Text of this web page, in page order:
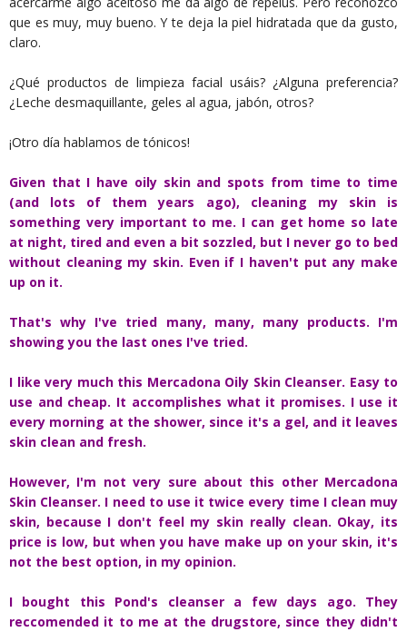
que es muy, muy bueno. Y te deja la piel hidratada que da gusto,
claro.
¿Qué productos de limpieza facial usáis? ¿Alguna preferencia?
¿Leche desmaquillante, geles al agua, jabón, otros?
¡Otro día hablamos de tónicos!
Given that I have oily skin and spots from time to time
(and lots of them years ago), cleaning my skin is
something very important to me. I can get home so late
at night, tired and even a bit sozzled, but I never go to bed
without cleaning my skin. Even if I haven't put any make
up on it.
That's why I've tried many, many, many products. I'm
showing you the last ones I've tried.
I like very much this Mercadona Oily Skin Cleanser. Easy to
use and cheap. It accomplishes what it promises. I use it
every morning at the shower, since it's a gel, and it leaves
skin clean and fresh.
However, I'm not very sure about this other Mercadona
Skin Cleanser. I need to use it twice every time I clean muy
skin, because I don't feel my skin really clean. Okay, its
price is low, but when you have make up on your skin, it's
not the best option, in my opinion.
I bought this Pond's cleanser a few days ago. They
reccomended it to me at the drugstore, since they didn't